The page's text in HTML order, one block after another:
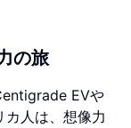
の旅
EVや
人は、想像力